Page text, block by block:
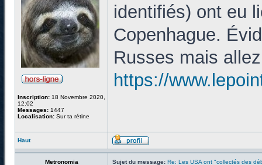
Inscription: 18 Novembre 2020,
12:02
Messages: 1447
Localisation: Sur ta rétine
identifiés) ont eu
Copenhague.
Russes mais
https://
Haut
Metronomia Sujet du message: Re: Les USA ont "collectés des